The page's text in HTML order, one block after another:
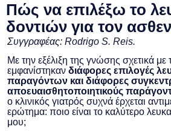
Πώς να επιλέξω το
δοντιών για τον
Συγγραφέας: Rodrigo S. Reis.
Με την εξέλιξη της γνώσης σχετικά
εμφανίστηκαν διάφορες επιλογές
παραγόντων και διάφορες
αποευαισθητοποιητικούς
ο κλινικός γιατρός συχνά έρχεται
ερώτημα: ποιο είναι το καλύτερο
μου;